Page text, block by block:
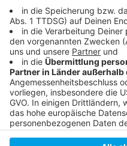
powered by
Anzeige
Anzeige